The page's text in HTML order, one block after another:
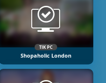
TIK PC
Shopaholic London